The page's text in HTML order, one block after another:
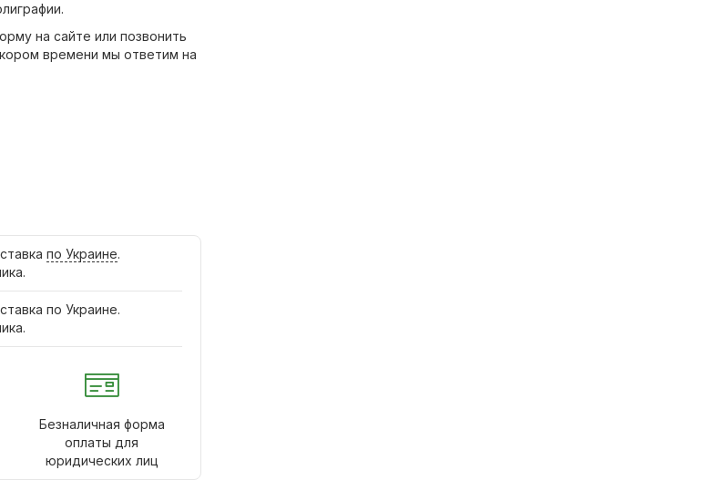
на сайте или позвонить
времени мы ответим на
по Украине.
по Украине.
Безналичная форма
оплаты для
юридических лиц